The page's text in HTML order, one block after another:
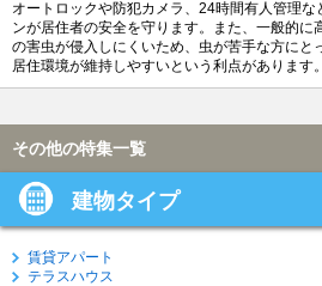
オートロックや防犯カメラ、24時間有人管理な
ンが居住者の安全を守ります。また、一般的に
の害虫が侵入しにくいため、虫が苦手な方にと
居住環境が維持しやすいという利点があります。
その他の特集一覧
建物タイプ
賃貸アパート
テラスハウス